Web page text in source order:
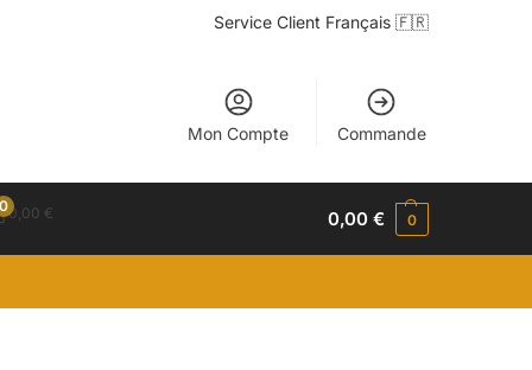
Service Client Français 🇫🇷
Mon Compte Commande
00,00 € 0,00€ 0